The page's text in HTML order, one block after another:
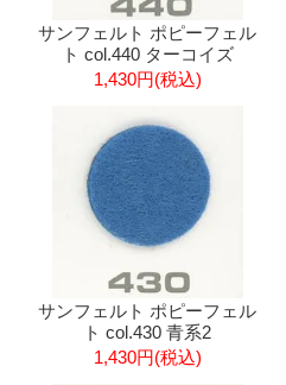
サンフェルト ポピーフェル
ト col.440 ターコイズ
1,430円(税込)
サンフェルト ポピーフェル
ト col.430 青系2
1,430円(税込)